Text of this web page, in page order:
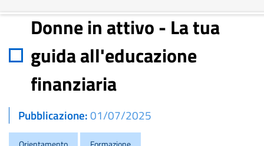
Donne in attivo - La tua
guida all'educazione
finanziaria
Pubblicazione 01/07/2025